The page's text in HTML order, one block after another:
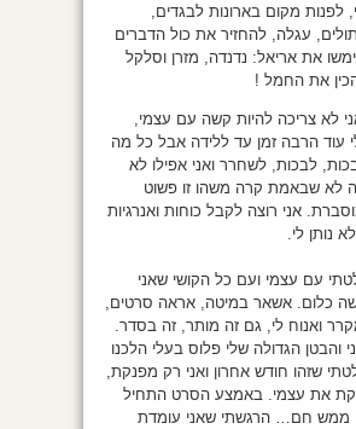
לפנות מקום בארונות לבגדים,
עגלה, להחזיר את כול הדברים
את אריאל: נדנדה, מזרן וסלקל
את החמל !
לא צריכה להיות קשה עם עצמי,
עוד הרבה זמן עד ללידה אבל כל מה
לבכות, לשחרר ואני אפילו לא
לא שבאמת קרה משהו זו פשוט
אני רוצה לקבל כוחות ואנרגיות
נותן לי.
עם עצמי ועם כל הקושי שאני
כלום. אשאר במיטה, אראה סרטים,
ואנוח לי, גם זה מותר, זה בסדר.
והבטן הגדולה שלי פלוס בעלי הלכנו
שזהו חודש אחרון ואני רק מפנקת,
את עצמי. באמצע הסרט התחיל
ממש חם… הרגשתי שאני עומדת